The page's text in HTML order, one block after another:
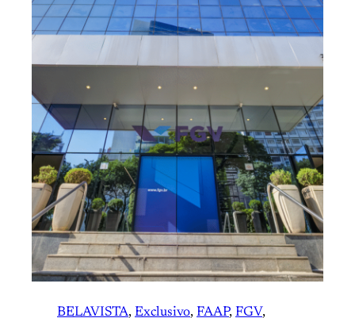
BELAVISTA, Exclusivo, FAAP, FGV